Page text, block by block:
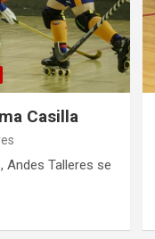
Casilla
Andes Talleres se